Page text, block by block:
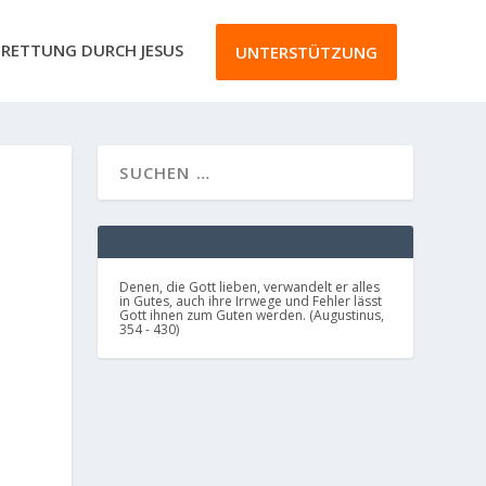
RETTUNG DURCH JESUS UNTERSTÜTZUNG
Denen, die Gott lieben, verwandelt er alles
in Gutes, auch ihre Irrwege und Fehler lässt
Gott ihnen zum Guten werden. (Augustinus,
354 - 430)